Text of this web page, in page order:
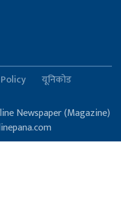
यूनिकोड
Newspaper (Magazine)